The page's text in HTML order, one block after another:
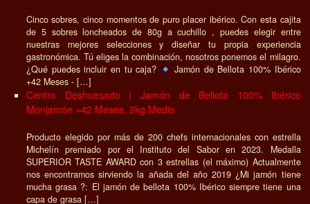
Cinco sobres, cinco momentos de puro placer ibérico. Con esta cajita
de 5 sobres loncheados de 80g a cuchillo , puedes elegir entre
nuestras mejores selecciones y diseñar tu propia experiencia
gastronómica. Tú eliges la combinación, nosotros ponemos el milagro.
¿Qué puedes incluir en tu caja?
Jamón de Bellota 100% Ibérico
+42 Meses - […]
Centro Deshuesado | Jamón de Bellota 100% Ibérico
Monjamón +42 Meses, 2kg Medio
Producto elegido por más de 200 chefs internacionales con estrella
Michelín premiado por el Instituto del Sabor en 2023. Medalla
SUPERIOR TASTE AWARD con 3 estrellas (el máximo) Actualmente
nos encontramos sirviendo la añada del año 2019 ¿Mi jamón tiene
mucha grasa ?: El jamón de bellota 100% Ibérico siempre tiene una
capa de grasa […]